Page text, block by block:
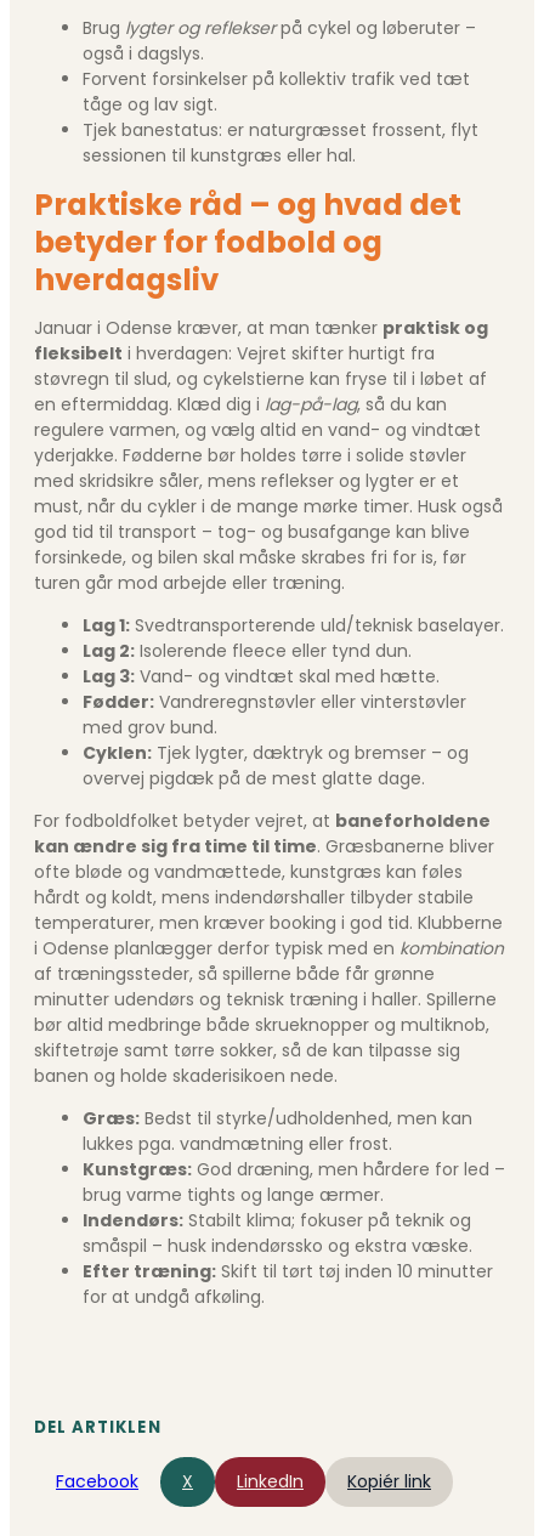
Brug lygter og reflekserpå cykel og løberuter –
også i dagslys.
Forvent forsinkelser på kollektiv trafik ved tæt
tåge og lav sigt.
Tjek banestatus: er naturgræsset frossent, flyt
sessionen til kunstgræs eller hal.
Praktiske råd – og hvad det
betyder for fodbold og
hverdagsliv
Januar i Odense kræver, at man tænker praktisk og
fleksibelt i hverdagen: Vejret skifter hurtigt fra
støvregn til slud, og cykelstierne kan fryse til i løbet af
en eftermiddag. Klæd dig i lag-på-lag, så du kan
regulere varmen, og vælg altid en vand- og vindtæt
yderjakke. Fødderne bør holdes tørre i solide støvler
med skridsikre såler, mens reflekser og lygter er et
must, når du cykler i de mange mørke timer. Husk også
god tid til transport – tog- og busafgange kan blive
forsinkede, og bilen skal måske skrabes fri for is, før
turen går mod arbejde eller træning.
Lag 1: Svedtransporterende uld/teknisk baselayer.
Lag 2: Isolerende fleece eller tynd dun.
Lag 3: Vand- og vindtæt skal med hætte.
Fødder: Vandreregnstøvler eller vinterstøvler
med grov bund.
Cyklen: Tjek lygter, dæktryk og bremser – og
overvej pigdæk på de mest glatte dage.
For fodboldfolket betyder vejret, at baneforholdene
kan ændre sig fra time til time. Græsbanerne bliver
ofte bløde og vandmættede, kunstgræs kan føles
hårdt og koldt, mens indendørshaller tilbyder stabile
temperaturer, men kræver booking i god tid. Klubberne
i Odense planlægger derfor typisk med en kombination
af træningssteder, så spillerne både får grønne
minutter udendørs og teknisk træning i haller. Spillerne
bør altid medbringe både skrueknopper og multiknob,
skifte­trøje samt tørre sokker, så de kan tilpasse sig
banen og holde skaderisikoen nede.
Græs: Bedst til styrke/udholdenhed, men kan
lukkes pga. vandmætning eller frost.
Kunstgræs: God dræning, men hårdere for led –
brug varme tights og lange ærmer.
Indendørs: Stabilt klima; fokuser på teknik og
småspil – husk indendørssko og ekstra væske.
Efter træning: Skift til tørt tøj inden 10 minutter
for at undgå afkøling.
DEL ARTIKLEN
Facebook X LinkedIn Kopiér link